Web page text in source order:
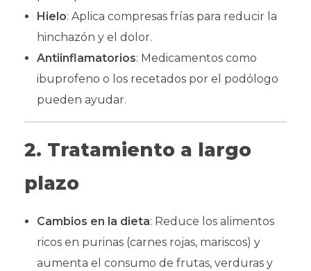
Hielo: Aplica compresas frías para reducir la
hinchazón y el dolor.
Antiinflamatorios: Medicamentos como
ibuprofeno o los recetados por el podólogo
pueden ayudar.
2. Tratamiento a largo
plazo
Cambios en la dieta: Reduce los alimentos
ricos en purinas (carnes rojas, mariscos) y
aumenta el consumo de frutas, verduras y